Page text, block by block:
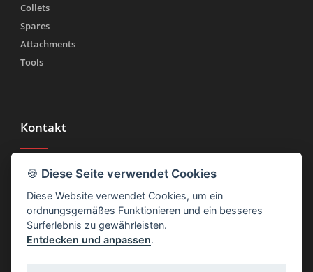
Collets
Spares
Attachments
Tools
Kontakt
Tel.(+39) 030 2185222
Fax (+39) 030 2753090
info@rtmricambi.com
🍪 Diese Seite verwendet Cookies
Diese Website verwendet Cookies, um ein
ordnungsgemäßes Funktionieren und ein besseres
Surferlebnis zu gewährleisten.
Entdecken und anpassen.